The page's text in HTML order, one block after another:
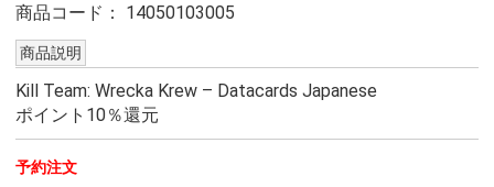
商品コード： 14050103005
商品説明
Kill Team: Wrecka Krew – Datacards Japanese
ポイント10％還元
予約注文